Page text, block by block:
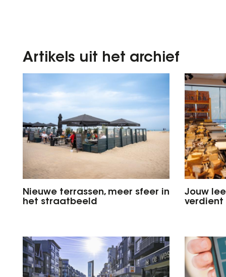
Artikels uit het archief
Nieuwe terrassen, meer sfeer in
het straatbeeld
Jouw
verdient